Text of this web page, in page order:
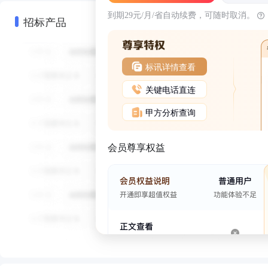
招标产品 到期29元/月/省自动续费，可随时取消。
标讯详情查看
关键电话直连
甲方分析查询
会员尊享权益